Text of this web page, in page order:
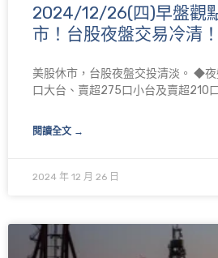
2024/12/26(四)早盤觀
市！台股夜盤交易冷清！
美股休市，台股夜盤交投清淡。 ◆夜
口大台、賣超275口小台及賣超210
閱讀全文 →
2024 年 12 月 26 日
面面 面